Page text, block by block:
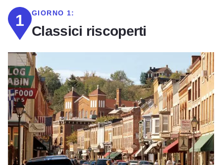
1 GIORNO 1:
Classici riscoperti